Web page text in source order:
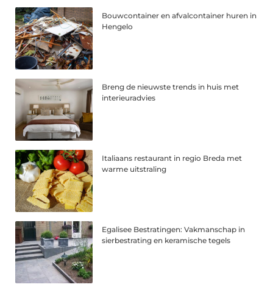
Bouwcontainer en afvalcontainer huren in
Hengelo
Breng de nieuwste trends in huis met
interieuradvies
Italiaans restaurant in regio Breda met
warme uitstraling
Egalisee Bestratingen: Vakmanschap in
sierbestrating en keramische tegels